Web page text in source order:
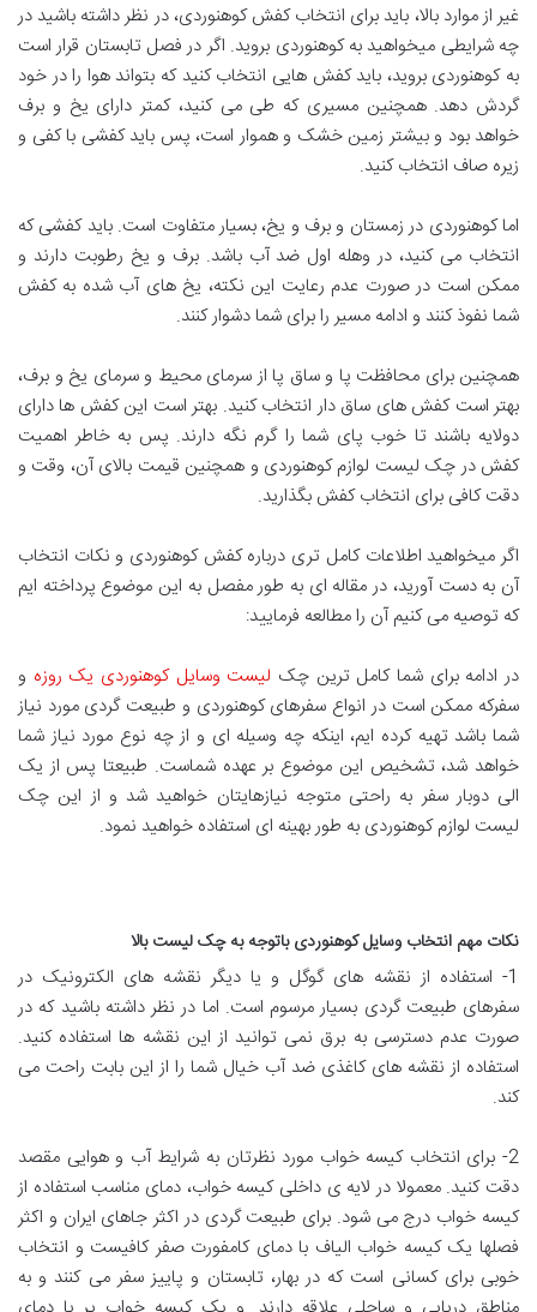
غیر از موارد بالا، باید برای انتخاب کفش کوهنوردی، در نظر داشته باشید در
چه شرایطی میخواهید به کوهنوردی بروید. اگر در فصل تابستان قرار است
به کوهنوردی بروید، باید کفش هایی انتخاب کنید که بتواند هوا را در خود
گردش دهد. همچنین مسیری که طی می کنید، کمتر دارای یخ و برف
خواهد بود و بیشتر زمین خشک و هموار است، پس باید کفشی با کفی و
زیره صاف انتخاب کنید.
اما کوهنوردی در زمستان و برف و یخ، بسیار متفاوت است. باید کفشی که
انتخاب می کنید، در وهله اول ضد آب باشد. برف و یخ رطوبت دارند و
ممکن است در صورت عدم رعایت این نکته، یخ های آب شده به کفش
شما نفوذ کنند و ادامه مسیر را برای شما دشوار کنند.
همچنین برای محافظت پا و ساق پا از سرمای محیط و سرمای یخ و برف،
بهتر است کفش های ساق دار انتخاب کنید. بهتر است این کفش ها دارای
دولایه باشند تا خوب پای شما را گرم نگه دارند. پس به خاطر اهمیت
کفش در چک لیست لوازم کوهنوردی و همچنین قیمت بالای آن، وقت و
دقت کافی برای انتخاب کفش بگذارید.
اگر میخواهید اطلاعات کامل تری درباره کفش کوهنوردی و نکات انتخاب
آن به دست آورید، در مقاله ای به طور مفصل به این موضوع پرداخته ایم
که توصیه می کنیم آن را مطالعه فرمایید:
در ادامه برای شما کامل ترین چک لیست وسایل کوهنوردی یک روزه و
سفرکه ممکن است در انواع سفرهای کوهنوردی و طبیعت گردی مورد نیاز
شما باشد تهیه کرده ایم، اینکه چه وسیله ای و از چه نوع مورد نیاز شما
خواهد شد، تشخیص این موضوع بر عهده شماست. طبیعتا پس از یک
الی دوبار سفر به راحتی متوجه نیازهایتان خواهید شد و از این چک
لیست لوازم کوهنوردی به طور بهینه ای استفاده خواهید نمود.
نکات مهم انتخاب وسایل کوهنوردی باتوجه به چک لیست بالا
1- استفاده از نقشه های گوگل و یا دیگر نقشه های الکترونیک در
سفرهای طبیعت گردی بسیار مرسوم است. اما در نظر داشته باشید که در
صورت عدم دسترسی به برق نمی توانید از این نقشه ها استفاده کنید.
استفاده از نقشه های کاغذی ضد آب خیال شما را از این بابت راحت می
کند.
2- برای انتخاب کیسه خواب مورد نظرتان به شرایط آب و هوایی مقصد
دقت کنید. معمولا در لایه ی داخلی کیسه خواب، دمای مناسب استفاده از
کیسه خواب درج می شود. برای طبیعت گردی در اکثر جاهای ایران و اکثر
فصلها یک کیسه خواب الیاف با دمای کامفورت صفر کافیست و انتخاب
خوبی برای کسانی است که در بهار، تابستان و پاییز سفر می کنند و به